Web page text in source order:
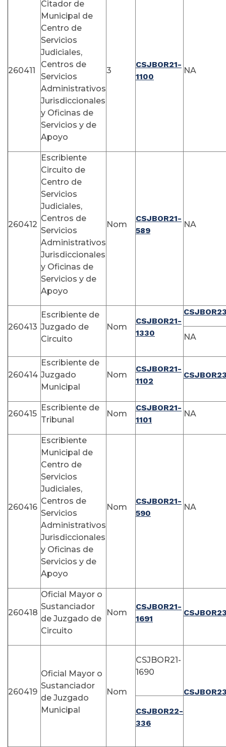
260411
Citador de
Municipal de
Centro de
Servicios
Judiciales,
Centros de
Servicios
Administrativos
Jurisdiccionales
y Oficinas de
Servicios y de
Apoyo
3
CSJBOR21-
1100
NA
260412
Escribiente
Circuito de
Centro de
Servicios
Judiciales,
Centros de
Servicios
Administrativos
Jurisdiccionales
y Oficinas de
Servicios y de
Apoyo
Nom
CSJBOR21-
589
NA
260413
Escribiente de
Juzgado de
Circuito
Nom
CSJBOR21-
1330
NA
260414
Escribiente de
Juzgado
Municipal
Nom
CSJBOR21-
1102
260415
Escribiente de
Tribunal
Nom
CSJBOR21-
1101
NA
260416
Escribiente
Municipal de
Centro de
Servicios
Judiciales,
Centros de
Servicios
Administrativos
Jurisdiccionales
y Oficinas de
Servicios y de
Apoyo
Nom
CSJBOR21-
590
NA
260418
Oficial Mayor o
Sustanciador
de Juzgado de
Circuito
Nom
CSJBOR21-
1691
260419
Oficial Mayor o
Sustanciador
de Juzgado
Municipal
Nom
CSJBOR21-
1690
CSJBOR22-
336